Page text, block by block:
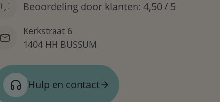
Beoordeling door klanten: 4,50 / 5
Kerkstraat 6
1404 HH BUSSUM
Hulp en contact